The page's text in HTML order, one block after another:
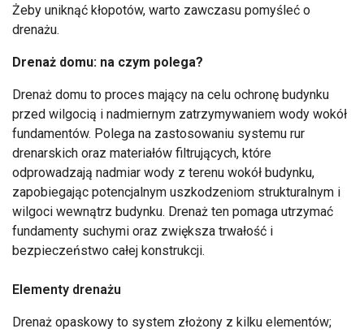
Żeby uniknąć kłopotów, warto zawczasu pomyśleć o
drenażu.
Drenaż domu: na czym polega?
Drenaż domu to proces mający na celu ochronę budynku
przed wilgocią i nadmiernym zatrzymywaniem wody wokół
fundamentów. Polega na zastosowaniu systemu rur
drenarskich oraz materiałów filtrujących, które
odprowadzają nadmiar wody z terenu wokół budynku,
zapobiegając potencjalnym uszkodzeniom strukturalnym i
wilgoci wewnątrz budynku. Drenaż ten pomaga utrzymać
fundamenty suchymi oraz zwiększa trwałość i
bezpieczeństwo całej konstrukcji.
Elementy drenażu
Drenaż opaskowy to system złożony z kilku elementów;